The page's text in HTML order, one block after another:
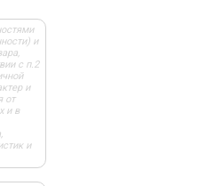
и
с п.2
и
от
и в
и